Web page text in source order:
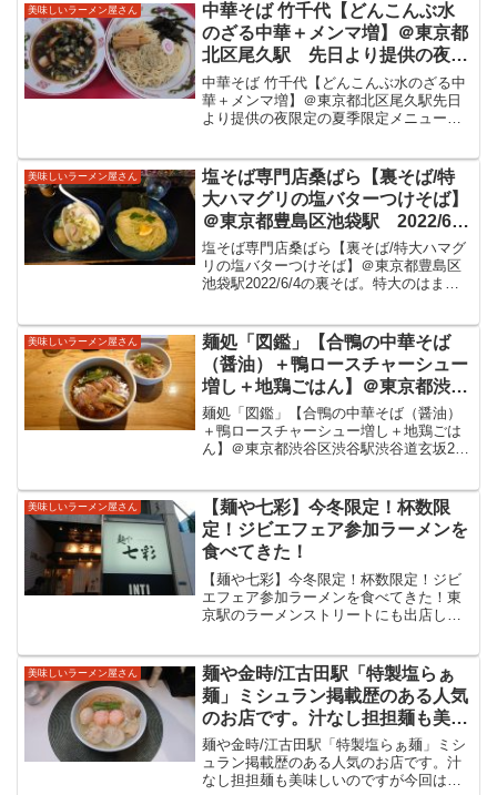
美味しいラーメン屋さん
中華そば 竹千代【どんこんぶ水
のざる中華＋メンマ増】＠東京都
北区尾久駅 先日より提供の夜限
定の夏季限定メニューを。店長さ
んが体調不良で退職とのことで急
遽訪問。どんこんぶ水の旨味を絡
ました。
中華そば 竹千代【どんこんぶ水のざる中
華＋メンマ増】＠東京都北区尾久駅先日
より提供の夜限定の夏季限定メニュー
絡めていただくざる中華をいただきまし
た。中華そば 竹千代東京...
美味しいラーメン屋さん
塩そば専門店桑ばら【裏そば/特
大ハマグリの塩バターつけそば】
＠東京都豊島区池袋駅 2022/6/4
の裏そば。特大のはまぐりが２個
も乗っており”はまぐり”を食らう
つけ麺ですね。蛤の美味しいつけ
塩そば専門店桑ばら【裏そば/特大ハマグ
リの塩バターつけそば】＠東京都豊島区
池袋駅2022/6/4の裏そば。特大のはまぐ
ただきました。塩そば専門店桑ばら池袋
駅東口から...
美味しいラーメン屋さん
麺処「図鑑」【合鴨の中華そば
（醤油）＋鴨ロースチャーシュー
増し＋地鶏ごはん】＠東京都渋谷
区渋谷駅 渋谷道玄坂209スタン
ドにて間借り営業の人気店。今回
の限定は鴨。鴨の旨味で美味しい
麺処「図鑑」【合鴨の中華そば（醤油）
＋鴨ロースチャーシュー増し＋地鶏ごは
ん】＠東京都渋谷区渋谷駅渋谷道玄坂209
ーメンをいただきました。麺処「図鑑」
２０２０年１０月５日...
美味しいラーメン屋さん
【麺や七彩】今冬限定！杯数限
定！ジビエフェア参加ラーメンを
食べてきた！
【麺や七彩】今冬限定！杯数限定！ジビ
エフェア参加ラーメンを食べてきた！東
京駅のラーメンストリートにも出店して
で目の前で麺をうってくれるので有名で
すよね。「麺や七彩」今冬...
美味しいラーメン屋さん
麺や金時/江古田駅「特製塩らぁ
麺」ミシュラン掲載歴のある人気
のお店です。汁なし担担麺も美味
しいのですが今回は塩を。鶏の旨
味がじんわりと染み渡る滋味深い
美味しい塩ラーメンをいただきま
麺や金時/江古田駅「特製塩らぁ麺」ミシ
ュラン掲載歴のある人気のお店です。汁
なし担担麺も美味しいのですが今回は塩